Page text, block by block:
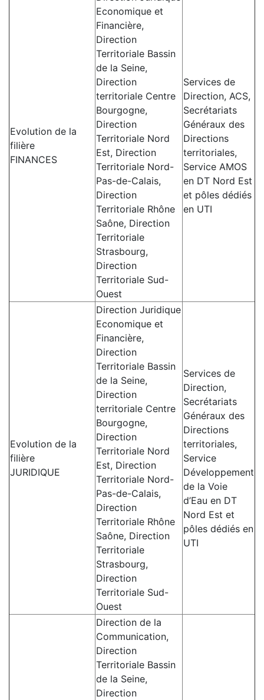
Evolution de la
filière
FINANCES
Economique et
Financière,
Direction
Territoriale Bassin
de la Seine,
Direction
territoriale Centre
Bourgogne,
Direction
Territoriale Nord
Est, Direction
Territoriale Nord-
Pas-de-Calais,
Direction
Territoriale Rhône
Saône, Direction
Territoriale
Strasbourg,
Direction
Territoriale Sud-
Ouest
Services de
Direction, ACS,
Secrétariats
Généraux des
Directions
territoriales,
Service AMOS
en DT Nord Est
et pôles dédiés
en UTI
Evolution de la
filière
JURIDIQUE
Direction Juridique
Economique et
Financière,
Direction
Territoriale Bassin
de la Seine,
Direction
territoriale Centre
Bourgogne,
Direction
Territoriale Nord
Est, Direction
Territoriale Nord-
Pas-de-Calais,
Direction
Territoriale Rhône
Saône, Direction
Territoriale
Strasbourg,
Direction
Territoriale Sud-
Ouest
Services de
Direction,
Secrétariats
Généraux des
Directions
territoriales,
Service
Développement
de la Voie
d’Eau en DT
Nord Est et
pôles dédiés en
UTI
Direction de la
Communication,
Direction
Territoriale Bassin
de la Seine,
Direction